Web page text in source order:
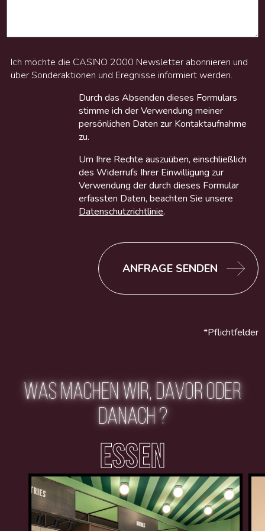
Ich möchte die CASINO 2000 Newsletter abonnieren und
über Sonderaktionen und Eregnisse informiert werden.
Durch das Absenden dieses Formulars
stimme ich der Verwendung meiner
persönlichen Daten zur Kontaktaufnahme
zu.
Um Ihre Rechte auszuüben, einschließlich
des Widerrufs Ihrer Einwilligung zur
Verwendung der durch dieses Formular
erfassten Daten, beachten Sie unsere
Datenschutzrichtlinie.
ANFRAGE SENDEN
*Pflichtfelder
WAS MACHEN WIR, DAVOR ODER
DANACH ?
ESSEN